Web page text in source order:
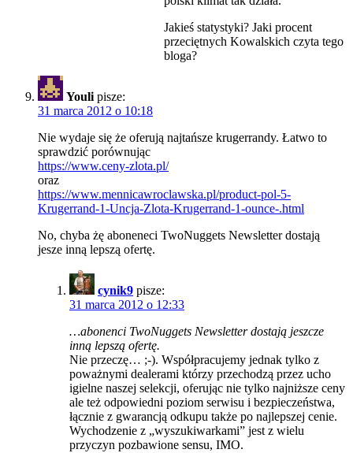
Jakieś statystyki? Jaki procent
przeciętnych Kowalskich czyta tego
bloga?
Youli pisze:
31 marca 2012 o 10:18
Nie wydaje się że oferują najtańsze krugerrandy. Łatwo to
sprawdzić porównując
https://www.ceny-zlota.pl/
oraz
https://www.mennicawroclawska.pl/product-pol-5-
Krugerrand-1-Uncja-Zlota-Krugerrand-1-ounce-.html
No, chyba żę aboneneci TwoNuggets Newsletter dostają
jesze inną lepszą ofertę.
cynik9 pisze:
31 marca 2012 o 12:33
…abonenci TwoNuggets Newsletter dostają jeszcze
inną lepszą ofertę.
Nie przeczę… ;-). Współpracujemy jednak tylko z
poważnymi dealerami którzy przechodzą przez ucho
igielne naszej selekcji, oferując nie tylko najniższe ceny
ale też odpowiedni poziom serwisu i bezpieczeństwa,
łącznie z gwarancją odkupu także po najlepszej cenie.
Wychodzenie z „wyszukiwarkami” jest z wielu
przyczyn pozbawione sensu, IMO.